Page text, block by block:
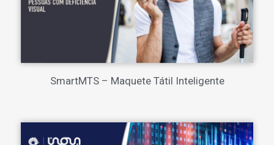
SmartMTS – Maquete Tátil Inteligente